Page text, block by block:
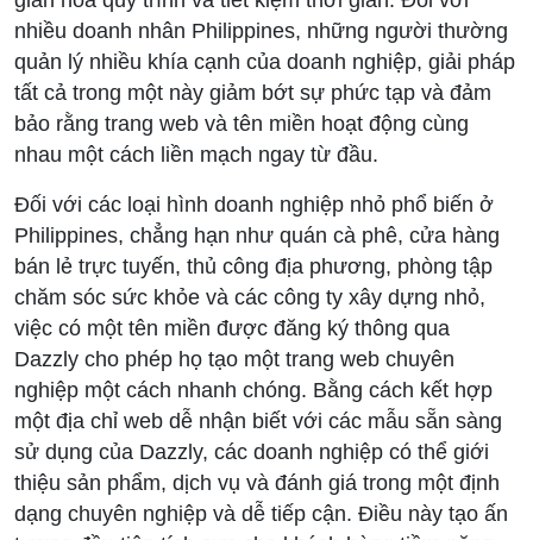
nhiều doanh nhân Philippines, những người thường
quản lý nhiều khía cạnh của doanh nghiệp, giải pháp
tất cả trong một này giảm bớt sự phức tạp và đảm
bảo rằng trang web và tên miền hoạt động cùng
nhau một cách liền mạch ngay từ đầu.
Đối với các loại hình doanh nghiệp nhỏ phổ biến ở
Philippines, chẳng hạn như quán cà phê, cửa hàng
bán lẻ trực tuyến, thủ công địa phương, phòng tập
chăm sóc sức khỏe và các công ty xây dựng nhỏ,
việc có một tên miền được đăng ký thông qua
Dazzly cho phép họ tạo một trang web chuyên
nghiệp một cách nhanh chóng. Bằng cách kết hợp
một địa chỉ web dễ nhận biết với các mẫu sẵn sàng
sử dụng của Dazzly, các doanh nghiệp có thể giới
thiệu sản phẩm, dịch vụ và đánh giá trong một định
dạng chuyên nghiệp và dễ tiếp cận. Điều này tạo ấn